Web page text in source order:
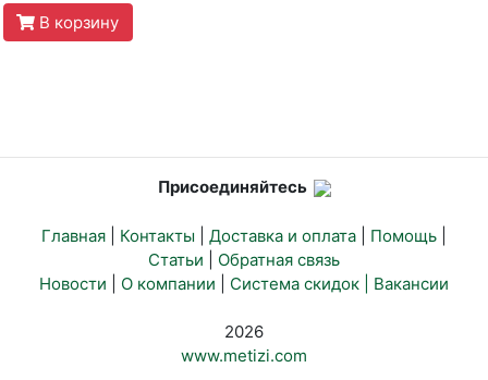
В корзину
Присоединяйтесь
Главная Контакты Доставка и оплата Помощь
Статьи
Обратная связь
Новости
О компании Система скидок | Вакансии
2026
www.metizi.com